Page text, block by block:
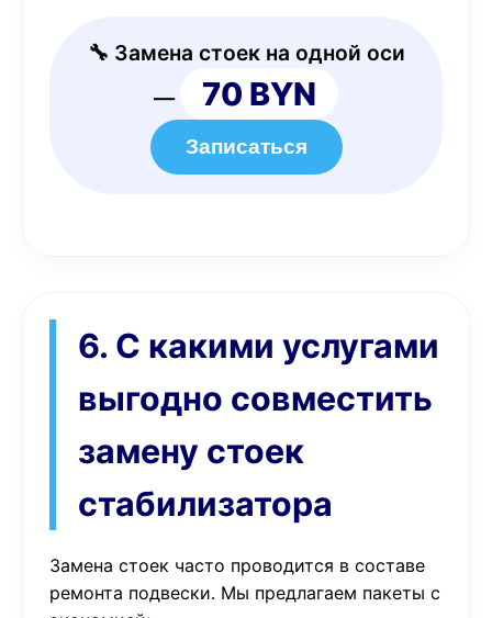
🔧 Замена стоек на одной оси
—
70 BYN
Записаться
6. С какими услугами
выгодно совместить
замену стоек
стабилизатора
Замена стоек часто проводится в составе
ремонта подвески. Мы предлагаем пакеты с